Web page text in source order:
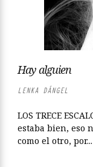
Hay alguien
LENKA DÁNGEL
LOS TRECE
estaba bien, eso
como el otro, por...